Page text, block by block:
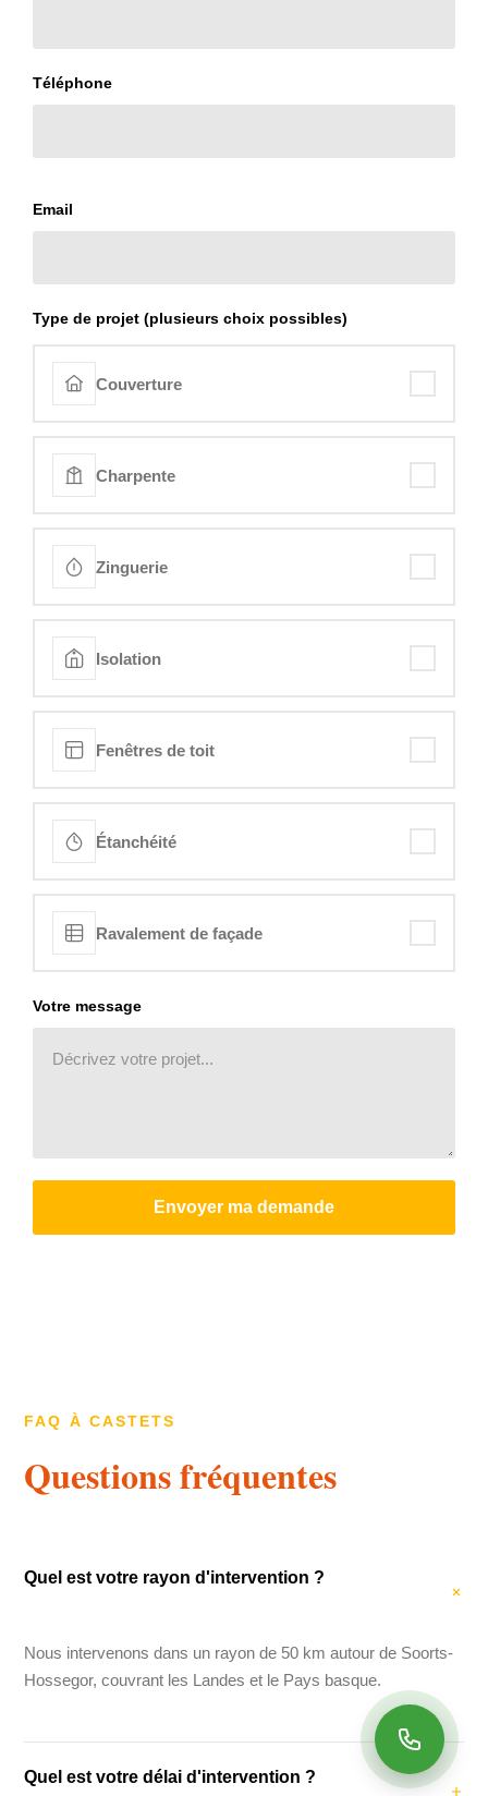
Téléphone
Email
Type de projet (plusieurs choix possibles)
Couverture
Charpente
Zinguerie
Isolation
Fenêtres de toit
Étanchéité
Ravalement de façade
Votre message
Envoyer ma demande
FAQ À CASTETS
Questions fréquentes
Quel est votre rayon d'intervention ?
Nous intervenons dans un rayon de 50 km autour de Soorts-
Hossegor, couvrant les Landes et le Pays basque.
Quel est votre délai d'intervention ?